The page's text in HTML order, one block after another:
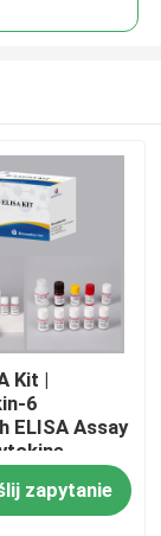
Kit |
6
ELISA Assay
Detection
Samples,
Cell
zapytanie